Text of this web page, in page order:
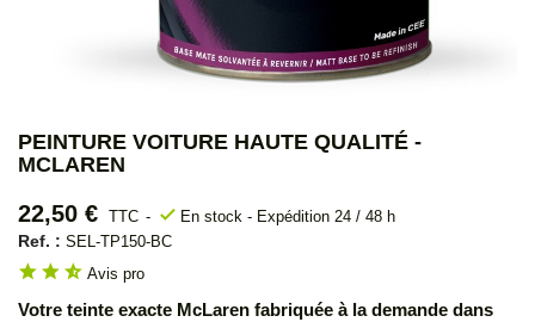
PEINTURE VOITURE HAUTE QUALITÉ -
MCLAREN
22,50 € TTC check En stock - Expédition 24 / 48 h
Ref. : SEL-TP150-BC
star star star_half Avis pro
Votre teinte exacte McLaren fabriquée à la demande dans